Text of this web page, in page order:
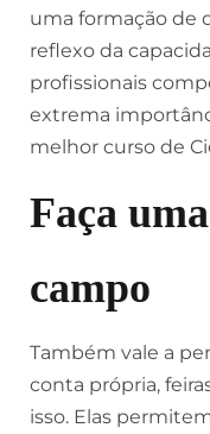
uma formação de
reflexo da
profissionais
extrema
melhor curso de
Faça
campo
Também vale a
conta própria,
isso. Elas